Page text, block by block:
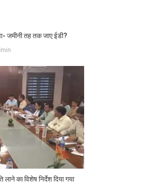
जमीनी तह तक जाए ईडी?
लाने का विशेष निर्देश दिया गया